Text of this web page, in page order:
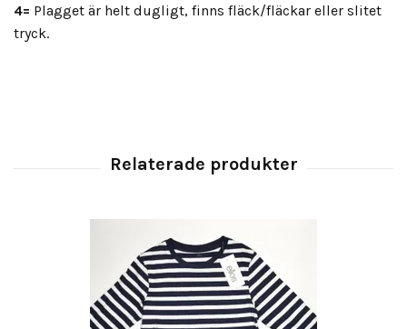
4= Plagget är helt dugligt, finns fläck/fläckar eller slitet
tryck.